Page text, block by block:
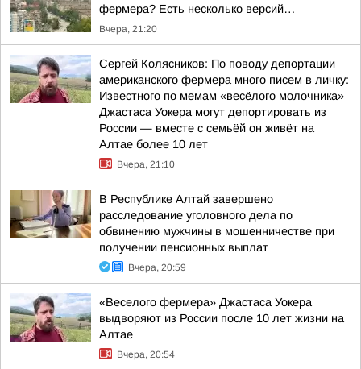
фермера? Есть несколько версий…
Вчера, 21:20
Сергей Колясников: По поводу депортации
американского фермера много писем в личку:
Известного по мемам «весёлого молочника»
Джастаса Уокера могут депортировать из
России — вместе с семьёй он живёт на
Алтае более 10 лет
Вчера, 21:10
В Республике Алтай завершено
расследование уголовного дела по
обвинению мужчины в мошенничестве при
получении пенсионных выплат
Вчера, 20:59
«Веселого фермера» Джастаса Уокера
выдворяют из России после 10 лет жизни на
Алтае
Вчера, 20:54